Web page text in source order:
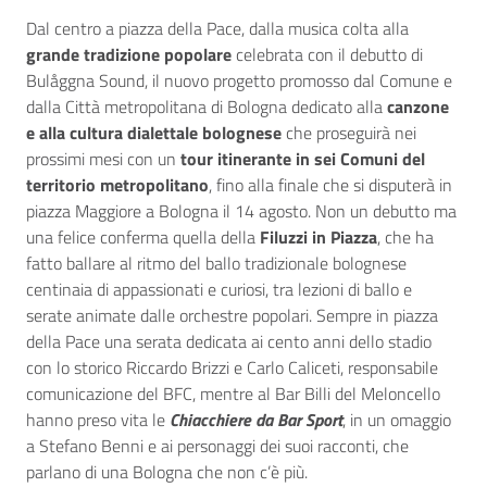
Dal centro a piazza della Pace, dalla musica colta alla
grande tradizione popolare celebrata con il debutto di
Bulåggna Sound, il nuovo progetto promosso dal Comune e
dalla Città metropolitana di Bologna dedicato allacanzone
e alla cultura dialettale bolognese che proseguirà nei
prossimi mesi con un tour itinerante in sei Comuni del
territorio metropolitano, fino alla finale che si disputerà in
piazza Maggiore a Bologna il 14 agosto. Non un debutto ma
una felice conferma quella della Filuzzi in Piazza, che ha
fatto ballare al ritmo del ballo tradizionale bolognese
centinaia di appassionati e curiosi, tra lezioni di ballo e
serate animate dalle orchestre popolari. Sempre in piazza
della Pace una serata dedicata ai cento anni dello stadio
con lo storico Riccardo Brizzi e Carlo Caliceti, responsabile
comunicazione del BFC, mentre al Bar Billi del Meloncello
hanno preso vita le Chiacchiere da Bar Sport, in un omaggio
a Stefano Benni e ai personaggi dei suoi racconti, che
parlano di una Bologna che non c’è più.